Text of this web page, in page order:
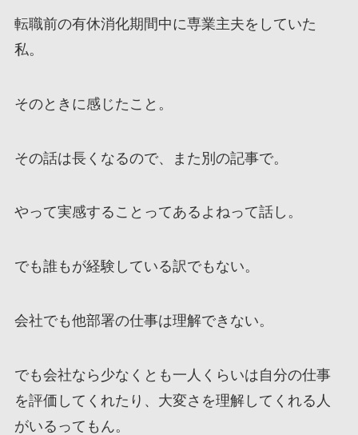
転職前の有休消化期間中に専業主夫をしていた
私。
そのときに感じたこと。
その話は長くなるので、また別の記事で。
やって実感することってあるよねって話し。
でも誰もが経験している訳でもない。
会社でも他部署の仕事は理解できない。
でも会社なら少なくとも一人くらいは自分の仕事
を評価してくれたり、大変さを理解してくれる人
がいるってもん。